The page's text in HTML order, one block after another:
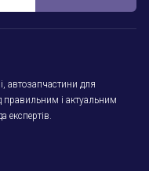
автозапчастини для
правильним і актуальним